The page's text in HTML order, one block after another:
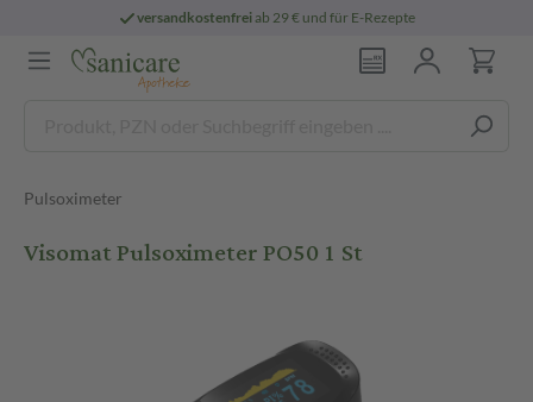
versandkostenfreiab 29 € und für E-Rezepte
Pulsoximeter
Visomat Pulsoximeter PO50 1 St